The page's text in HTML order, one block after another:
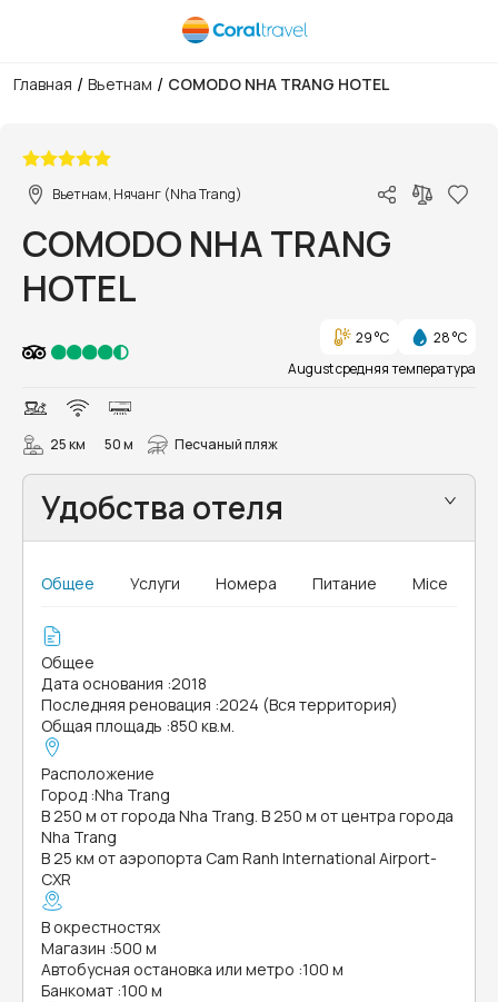
Главная / Вьетнам / COMODO NHA TRANG HOTEL
Вьетнам, Нячанг (Nha Trang)
COMODO NHA TRANG
HOTEL
29 °C
28 °C
August средняя температура
25 км 50 м Песчаный пляж
Удобства отеля
Общее Услуги Номера Питание Mice
Общее
Дата основания :2018
Последняя реновация :2024 (Вся территория)
Общая площадь :850 кв.м.
Расположение
Город :Nha Trang
В 250 м от города Nha Trang. В 250 м от центра города
Nha Trang
В 25 км от аэропорта Cam Ranh International Airport-
CXR
В окрестностях
Магазин :500 м
Автобусная остановка или метро :100 м
Банкомат :100 м